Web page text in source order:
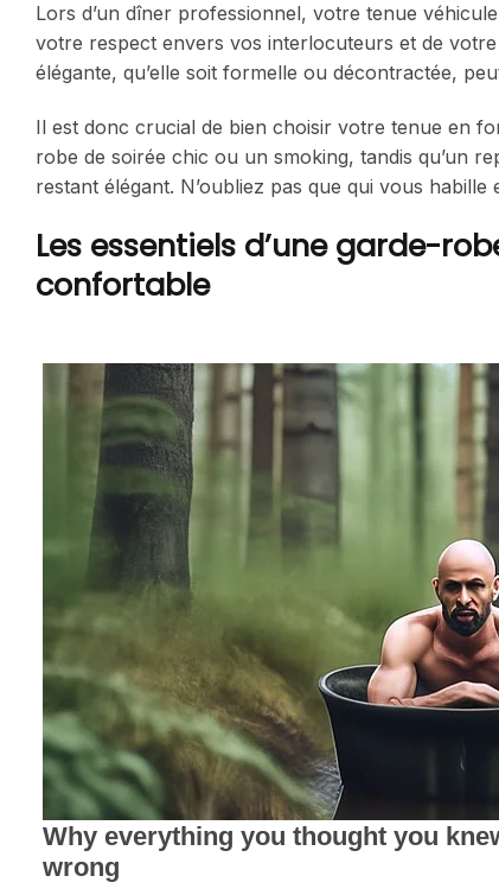
Lors d’un dîner professionnel, votre tenue
votre respect envers vos interlocuteurs et de
élégante, qu’elle soit formelle ou décontractée,
Il est donc crucial de bien choisir votre tenue en
robe de soirée chic ou un smoking, tandis qu’un
restant élégant. N’oubliez pas que qui vous
Les essentiels d’une garde-
confortable